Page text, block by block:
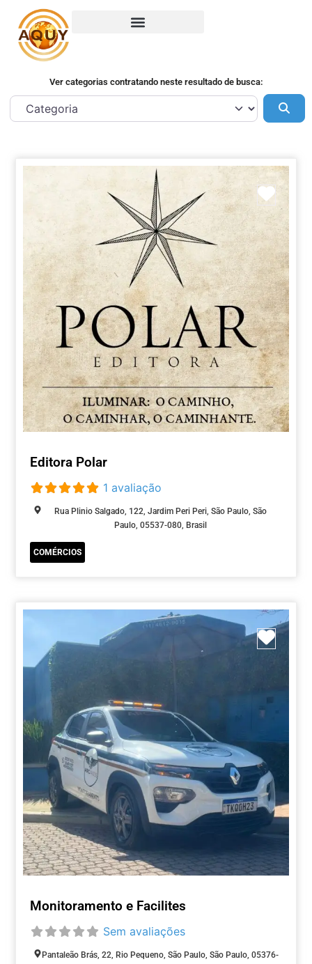
Ver categorias contratando neste resultado de busca:
Editora Polar
1 avaliação
Rua Plinio Salgado, 122, Jardim Peri Peri, São Paulo, São
Paulo, 05537-080, Brasil
COMÉRCIOS
Monitoramento e Facilites
Sem avaliações
Pantaleão Brás, 22, Rio Pequeno, São Paulo, São Paulo, 05376-